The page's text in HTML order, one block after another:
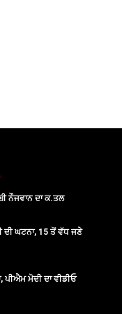
ਨੌਜਵਾਨ ਦਾ ਕ.ਤਲ
ਦੀ ਘਟਨਾ, 15 ਤੋਂ ਵੱਧ ਜਣੇ
ਪੀਐਮ ਮੋਦੀ ਦਾ ਵੀਡੀਓ